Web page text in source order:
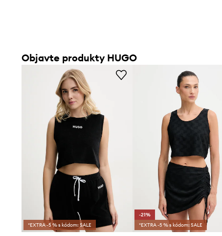
Objavte produkty HUGO
*EXTRA -5 % s kódom: SALE
-21%
*EXTRA -5 % s kódom: SALE